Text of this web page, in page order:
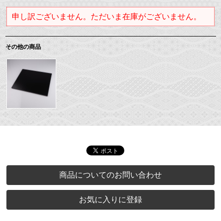
申し訳ございません。ただいま在庫がございません。
その他の商品
商品についてのお問い合わせ
お気に入りに登録